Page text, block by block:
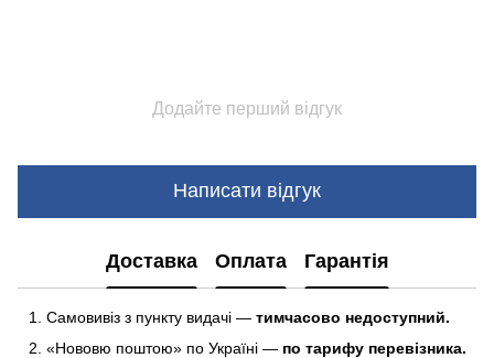
Додайте перший відгук
Написати відгук
Доставка Оплата Гарантія
Самовивіз з пункту видачі — тимчасово недоступний.
«Нововю поштою» по Україні — по тарифу перевізника.